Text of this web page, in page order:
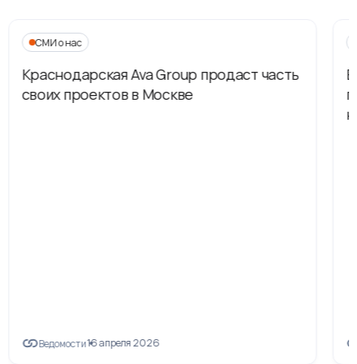
СМИ о нас
Краснодарская Ava Group продаст часть
своих проектов в Москве
Ведомости16 апреля 2026